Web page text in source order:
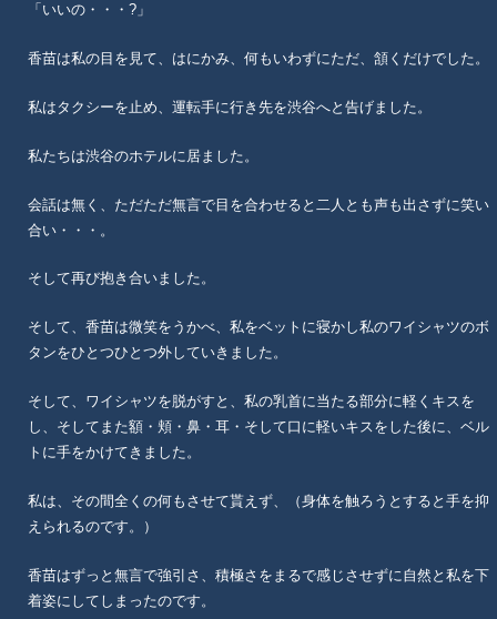
「いいの・・・?」
香苗は私の目を見て、はにかみ、何もいわずにただ、頷くだけでした。
私はタクシーを止め、運転手に行き先を渋谷へと告げました。
私たちは渋谷のホテルに居ました。
会話は無く、ただただ無言で目を合わせると二人とも声も出さずに笑い
合い・・・。
そして再び抱き合いました。
そして、香苗は微笑をうかべ、私をベットに寝かし私のワイシャツのボ
タンをひとつひとつ外していきました。
そして、ワイシャツを脱がすと、私の乳首に当たる部分に軽くキスを
し、そしてまた額・頬・鼻・耳・そして口に軽いキスをした後に、ベル
トに手をかけてきました。
私は、その間全くの何もさせて貰えず、（身体を触ろうとすると手を抑
えられるのです。）
香苗はずっと無言で強引さ、積極さをまるで感じさせずに自然と私を下
着姿にしてしまったのです。